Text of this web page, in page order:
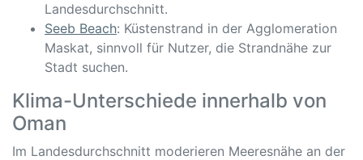
Landesdurchschnitt.
Seeb Beach: Küstenstrand in der Agglomeration
Maskat, sinnvoll für Nutzer, die Strandnähe zur
Stadt suchen.
Klima-Unterschiede innerhalb von
Oman
Im Landesdurchschnitt moderieren Meeresnähe an der